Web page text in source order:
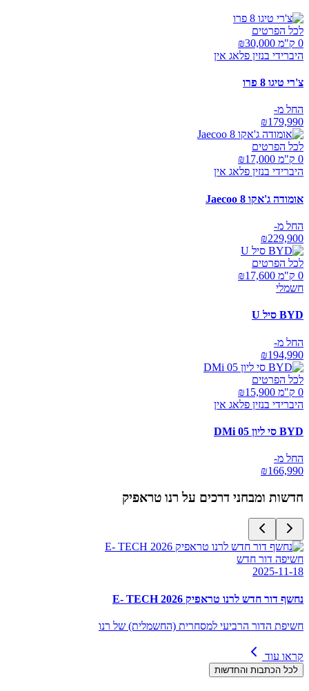
לכל הפרטים
0 ק"מ ₪
30,000
היברידי בנזין פלאג אין
צ'רי טיגו 8 פרו
החל מ-
₪179,990
לכל הפרטים
0 ק"מ ₪
17,000
היברידי בנזין פלאג אין
אומודה ג'אקו Jaecoo 8
החל מ-
₪229,900
לכל הפרטים
0 ק"מ ₪
17,600
חשמלי
BYD סיל U
החל מ-
₪194,990
לכל הפרטים
0 ק"מ ₪
15,900
היברידי בנזין פלאג אין
BYD סי ליון 05 DMi
החל מ-
₪166,990
חדשות ומבחני דרכים על רנו טראפיק
חשיפה דור חדש
2025-11-18
נחשף דור חדש לרנו טראפיק E- TECH 2026
חשיפת הדור הרביעי למסחרית (החשמלית) של רנו
קראו עוד
לכל הכתבות והחדשות